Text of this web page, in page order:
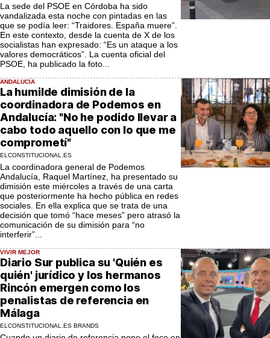
La sede del PSOE en Córdoba ha sido
vandalizada esta noche con pintadas en las
que se podía leer: “Traidores. España muere”.
En este contexto, desde la cuenta de X de los
socialistas han expresado: “Es un ataque a los
valores democráticos”. La cuenta oficial del
PSOE, ha publicado la foto...
ANDALUCÍA
La humilde dimisión de la
coordinadora de Podemos en
Andalucía: "No he podido llevar a
cabo todo aquello con lo que me
comprometí"
ELCONSTITUCIONAL.ES
La coordinadora general de Podemos
Andalucía, Raquel Martínez, ha presentado su
dimisión este miércoles a través de una carta
que posteriormente ha hecho pública en redes
sociales. En ella explica que se trata de una
decisión que tomó “hace meses” pero atrasó la
comunicación de su dimisión para “no
interferir”...
VIVIR MEJOR
Diario Sur publica su 'Quién es
quién' jurídico y los hermanos
Rincón emergen como los
penalistas de referencia en
Málaga
ELCONSTITUCIONAL.ES BRANDS